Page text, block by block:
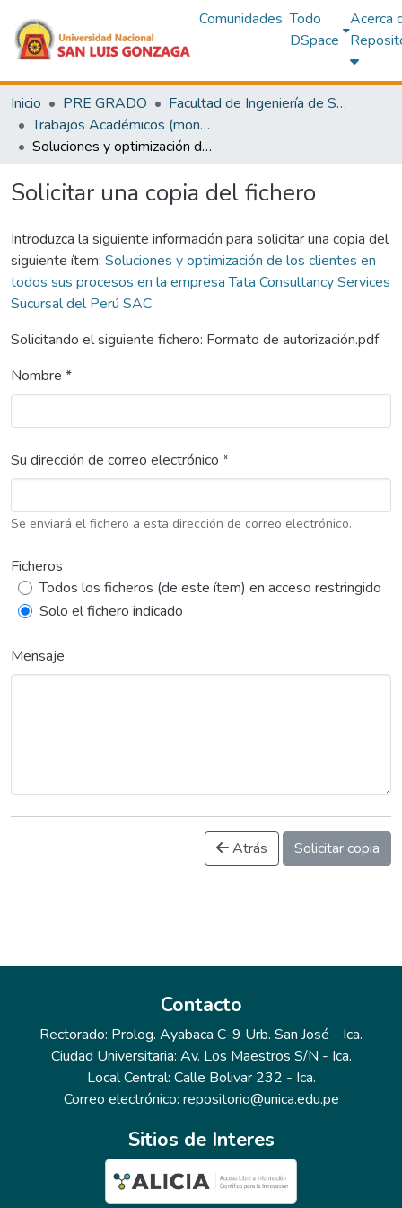
Comunidades Todo
DSpace
Acerca
Inicio PRE GRADO
Facultad de Ingeniería de Sistemas
Trabajos Académicos (monografías)
Soluciones y optimización de los clientes en todos sus procesos en la empresa Tata Consultancy Services Sucursal del Perú SAC
Solicitar una copia del fichero
Introduzca la siguiente información para solicitar una copia del
siguiente ítem: Soluciones y optimización de los clientes en
todos sus procesos en la empresa Tata Consultancy Services
Sucursal del Perú SAC
Solicitando el siguiente fichero: Formato de autorización.pdf
Nombre *
Su dirección de correo electrónico *
Se enviará el fichero a esta dirección de correo electrónico.
Ficheros
Todos los ficheros (de este ítem) en acceso restringido
Solo el fichero indicado
Mensaje
Atrás Solicitar copia
Contacto
Rectorado: Prolog. Ayabaca C-9 Urb. San José - Ica.
Ciudad Universitaria: Av. Los Maestros S/N - Ica.
Local Central: Calle Bolivar 232 - Ica.
Correo electrónico: repositorio@unica.edu.pe
Sitios de Interes